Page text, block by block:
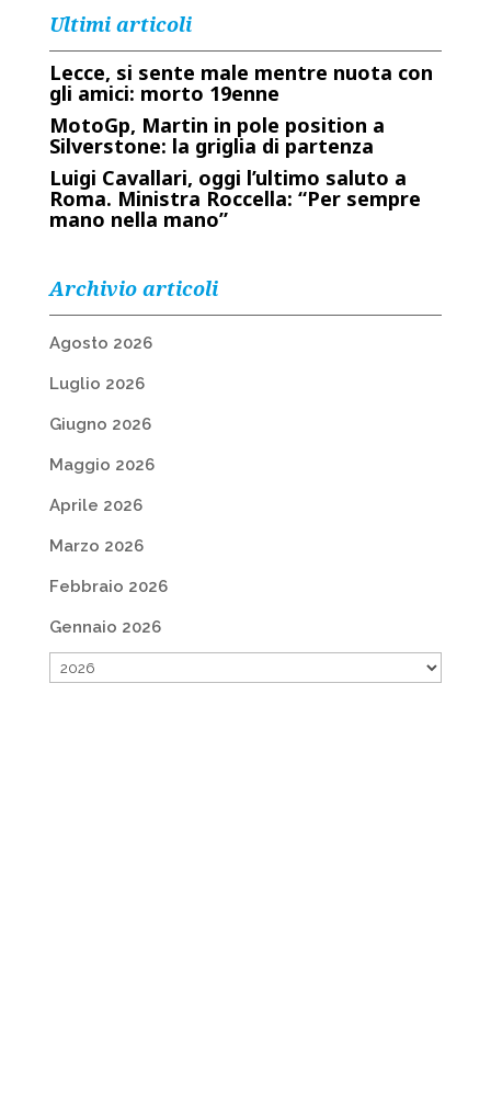
Ultimi articoli
Lecce, si sente male mentre nuota con
gli amici: morto 19enne
MotoGp, Martin in pole position a
Silverstone: la griglia di partenza
Luigi Cavallari, oggi l’ultimo saluto a
Roma. Ministra Roccella: “Per sempre
mano nella mano”
Archivio articoli
Agosto 2026
Luglio 2026
Giugno 2026
Maggio 2026
Aprile 2026
Marzo 2026
Febbraio 2026
Gennaio 2026